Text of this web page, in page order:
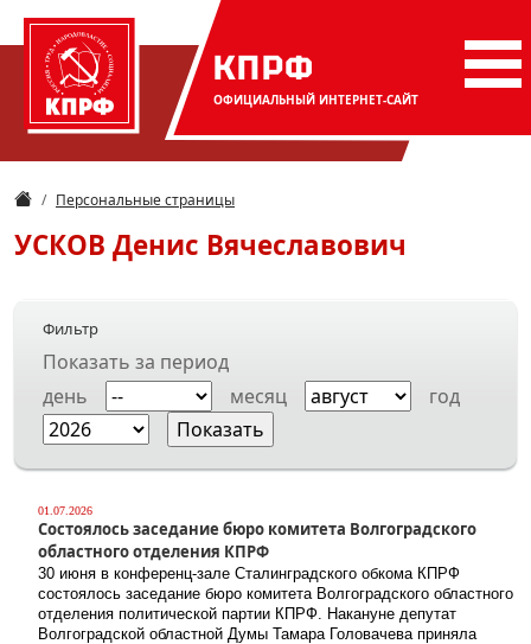
КПРФ
ОФИЦИАЛЬНЫЙ ИНТЕРНЕТ-САЙТ
Персональные страницы
УСКОВ Денис Вячеславович
Фильтр
Показать за период
день
месяц год
01.07.2026
Состоялось заседание бюро комитета Волгоградского
областного отделения КПРФ
30 июня в конференц-зале Сталинградского обкома КПРФ
состоялось заседание бюро комитета Волгоградского областного
отделения политической партии КПРФ. Накануне депутат
Волгоградской областной Думы Тамара Головачева приняла